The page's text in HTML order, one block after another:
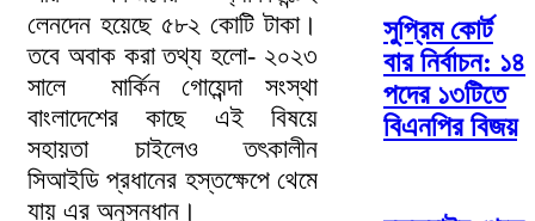
লেনদেন হয়েছে ৫৮২ কোটি টাকা।
তবে অবাক করা তথ্য হলো- ২০২৩
সালে মার্কিন গোয়েন্দা সংস্থা
বাংলাদেশের কাছে এই বিষয়ে
সহায়তা চাইলেও তৎকালীন
সিআইডি প্রধানের হস্তক্ষেপে থেমে
যায় এর অনুসন্ধান।
সুপ্রিম কোর্ট
বার নির্বাচন: ১৪
পদের ১৩টিতে
বিএনপির বিজয়